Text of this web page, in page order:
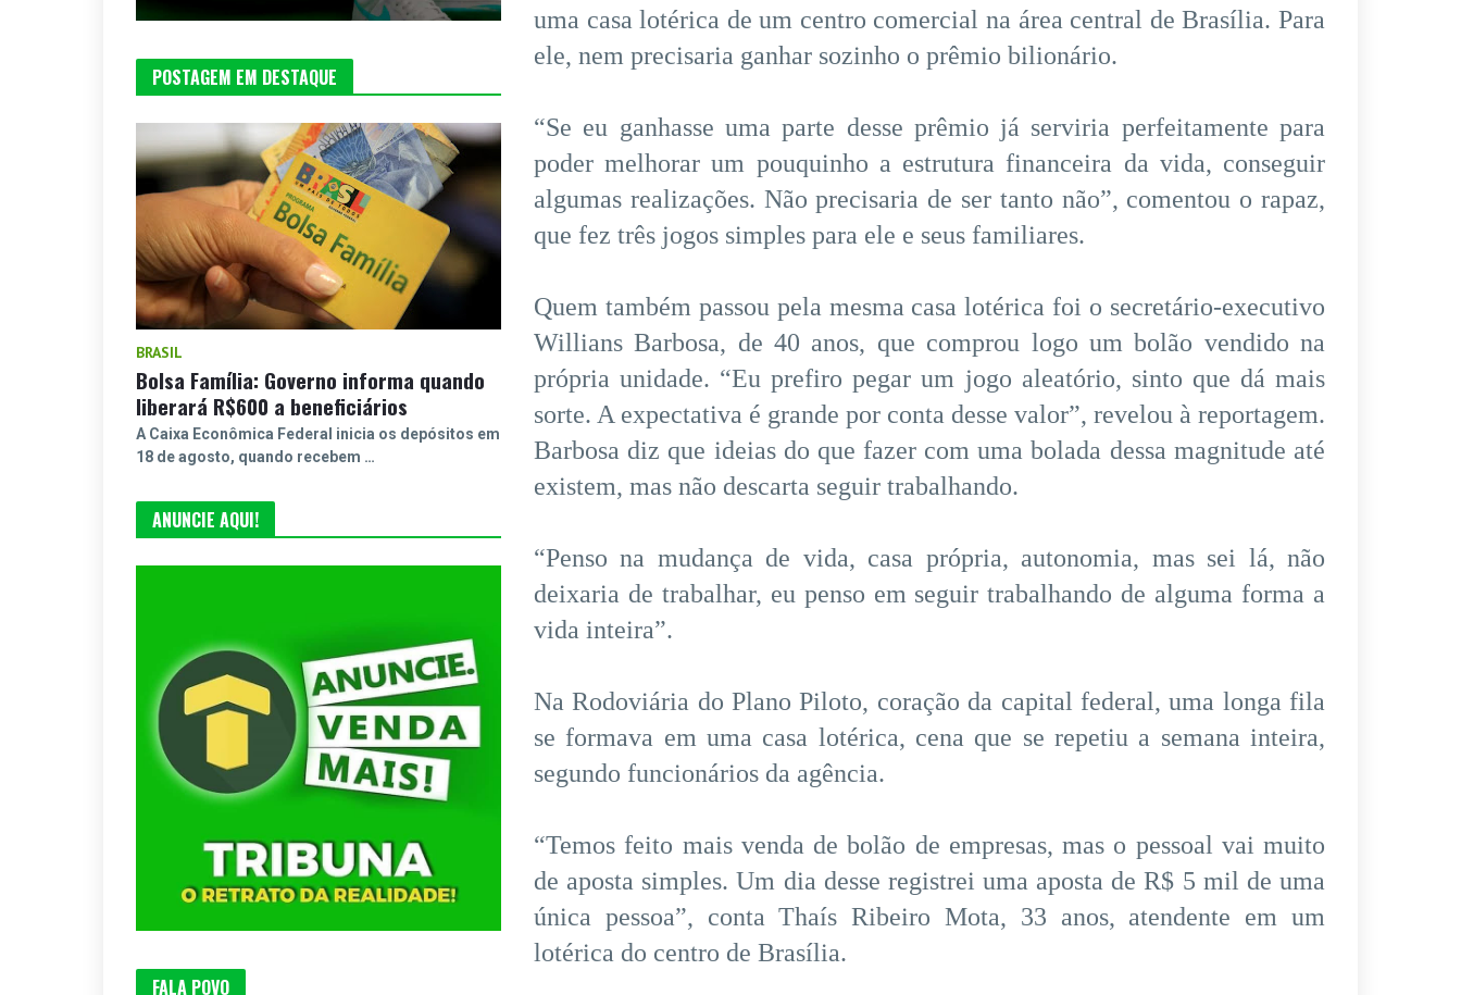
uma casa lotérica de um centro comercial na área central de Brasília. Para
ele, nem precisaria ganhar sozinho o prêmio bilionário.
“Se eu ganhasse uma parte desse prêmio já serviria perfeitamente para
poder melhorar um pouquinho a estrutura financeira da vida, conseguir
algumas realizações. Não precisaria de ser tanto não”, comentou o rapaz,
que fez três jogos simples para ele e seus familiares.
Quem também passou pela mesma casa lotérica foi o secretário-executivo
Willians Barbosa, de 40 anos, que comprou logo um bolão vendido na
própria unidade. “Eu prefiro pegar um jogo aleatório, sinto que dá mais
sorte. A expectativa é grande por conta desse valor”, revelou à reportagem.
Barbosa diz que ideias do que fazer com uma bolada dessa magnitude até
existem, mas não descarta seguir trabalhando.
“Penso na mudança de vida, casa própria, autonomia, mas sei lá, não
deixaria de trabalhar, eu penso em seguir trabalhando de alguma forma a
vida inteira”.
Na Rodoviária do Plano Piloto, coração da capital federal, uma longa fila
se formava em uma casa lotérica, cena que se repetiu a semana inteira,
segundo funcionários da agência.
“Temos feito mais venda de bolão de empresas, mas o pessoal vai muito
de aposta simples. Um dia desse registrei uma aposta de R$ 5 mil de uma
única pessoa”, conta Thaís Ribeiro Mota, 33 anos, atendente em um
lotérica do centro de Brasília.
POSTAGEM EM DESTAQUE
BRASIL
Bolsa Família: Governo informa quando
liberará R$600 a beneficiários
A Caixa Econômica Federal inicia os depósitos em
18 de agosto, quando recebem …
ANUNCIE AQUI!
FALA POVO